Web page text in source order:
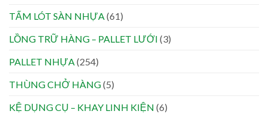
TẤM LÓT SÀN NHỰA(61)
LỒNG TRỮ HÀNG – PALLET LƯỚI (3)
PALLET NHỰA(254)
THÙNG CHỞ HÀNG(5)
KỆ DỤNG CỤ – KHAY LINH KIỆN (6)